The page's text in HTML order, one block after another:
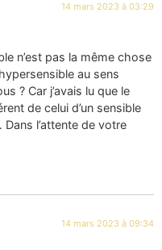
14 mars 2023 à 03:29
n’est pas la même chose
au sens
? Car j’avais lu que le
de celui d’un sensible
l’attente de votre
14 mars 2023 à 09:34